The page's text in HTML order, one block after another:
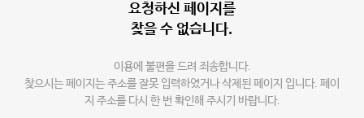
요청하신 페이지를
찾을 수 없습니다.
이용에 불편을 드려 죄송합니다.
찾으시는 페이지는 주소를 잘못 입력하였거나 삭제된 페이지 입니다. 페이
지 주소를 다시 한 번 확인해 주시기 바랍니다.